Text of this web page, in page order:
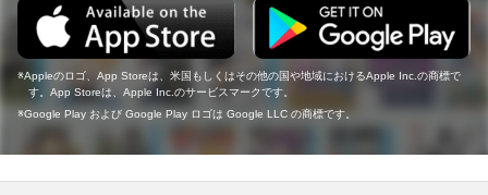
Appleのロゴ、App Storeは、米国もしくはその他の国や地域におけるApple Inc.の商標で
す。App Storeは、Apple Inc.のサービスマークです。
Google Play および Google Play ロゴは Google LLC の商標です。